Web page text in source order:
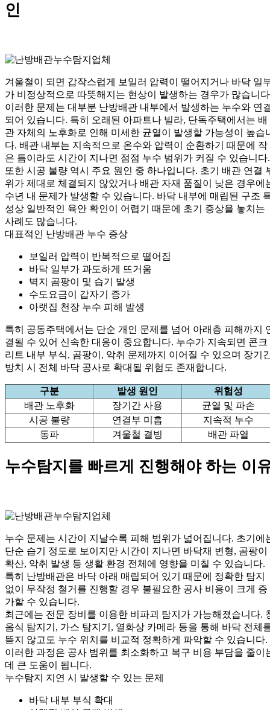
인
겨울철이 되면 갑작스럽게 보일러 압력이 떨어지거나 바닥 일
가 비정상적으로 따뜻해지는 현상이 발생하는 경우가 많습니
이러한 문제는 대부분 난방배관 내부에서 발생하는 누수와 연
되어 있습니다. 특히 오래된 아파트나 빌라, 단독주택에서는 배
관 자체의 노후화로 인해 미세한 균열이 발생할 가능성이 높습
다. 배관 내부는 지속적으로 온수와 압력이 순환하기 때문에 작
은 틈이라도 시간이 지나면 점점 누수 범위가 커질 수 있습니다.
또한 시공 불량 역시 주요 원인 중 하나입니다. 초기 배관 연결
위가 제대로 체결되지 않았거나 배관 자재 품질이 낮은 경우에
수년 내 문제가 발생할 수 있습니다. 바닥 내부에 매립된 구조
성상 일반적인 육안 확인이 어렵기 때문에 초기 증상을 놓치는
사례도 많습니다.
대표적인 난방배관 누수 증상
보일러 압력이 반복적으로 떨어짐
바닥 일부가 과도하게 뜨거움
벽지 곰팡이 및 습기 발생
수도요금이 갑자기 증가
아랫집 천장 누수 피해 발생
특히 공동주택에서는 단순 개인 문제를 넘어 아래층 피해까지
결될 수 있어 신속한 대응이 중요합니다. 누수가 지속되면 콘크
리트 내부 부식, 곰팡이, 악취 문제까지 이어질 수 있으며 장기
방치 시 전체 바닥 공사로 확대될 위험도 존재합니다.
구분 발생 원인
위험성
배관 노후화
장기간 사용
균열 및 파손
시공 불량
연결부 미흡
지속적 누수
동파
겨울철 결빙 배관 파열
누수탐지를 빠르게 진행해야 하는 이
누수 문제는 시간이 지날수록 피해 범위가 넓어집니다. 초기에
단순 습기 정도로 보이지만 시간이 지나면 바닥재 변형, 곰팡이
확산, 악취 발생 등 생활 환경 전체에 영향을 미칠 수 있습니다.
특히 난방배관은 바닥 아래 매립되어 있기 때문에 정확한 탐지
없이 무작정 철거를 진행할 경우 불필요한 공사 비용이 크게 증
가할 수 있습니다.
최근에는 전문 장비를 이용한 비파괴 탐지가 가능해졌습니다.
음식 탐지기, 가스 탐지기, 열화상 카메라 등을 통해 바닥 전체
뜯지 않고도 누수 위치를 비교적 정확하게 파악할 수 있습니다.
이러한 과정은 공사 범위를 최소화하고 복구 비용 부담을 줄이
데 큰 도움이 됩니다.
누수탐지 지연 시 발생할 수 있는 문제
바닥 내부 부식 확대